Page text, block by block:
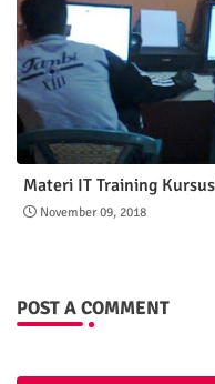
Materi IT Training
November 09, 2018
POST A COMMENT